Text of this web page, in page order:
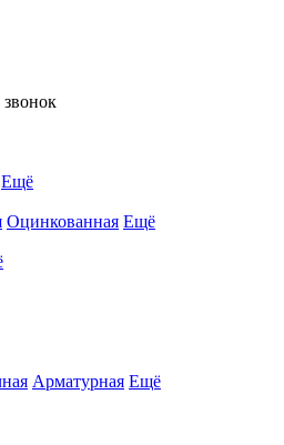
звонок
Ещё
Оцинкованная Ещё
Арматурная Ещё